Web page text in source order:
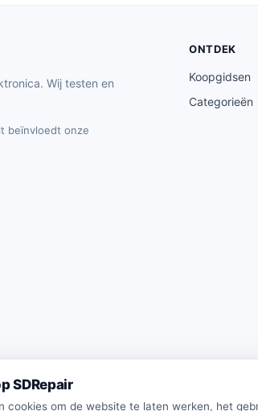
SDRepair
cookies om de website te laten werken, het
Wij testen en
beïnvloedt onze
ONTDEK
Koopgidsen
Categorieën